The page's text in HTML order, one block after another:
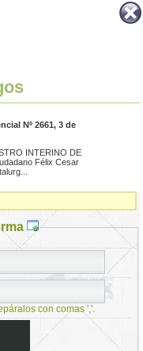
Nº 2661, 3 de
INTERINO DE
Félix Cesar
con comas ','.